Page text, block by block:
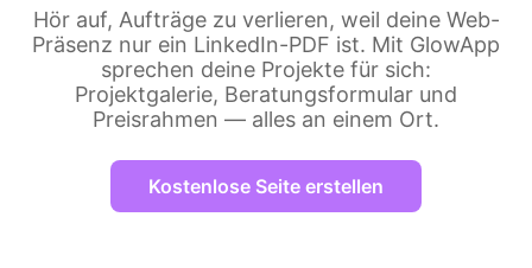
Hör auf, Aufträge zu verlieren, weil deine Web-
Präsenz nur ein LinkedIn-PDF ist. Mit GlowApp
sprechen deine Projekte für sich:
Projektgalerie, Beratungsformular und
Preisrahmen — alles an einem Ort.
Kostenlose Seite erstellen